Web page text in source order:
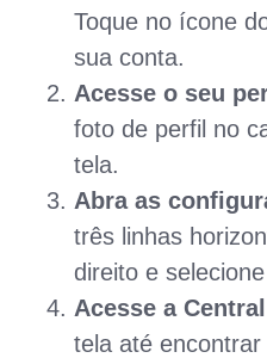
Toque no ícone
sua conta.
Acesse o seu
foto de perfil no
tela.
Abra as
três linhas
direito e
Acesse a
tela até